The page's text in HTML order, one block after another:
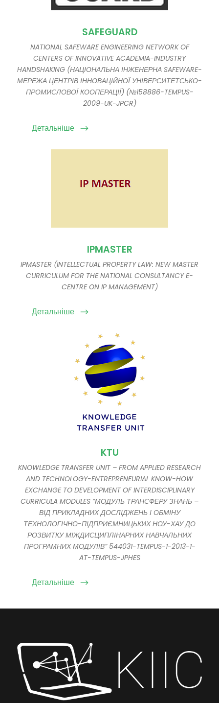
SAFEGUARD
NATIONAL SAFEWARE ENGINEERING NETWORK OF
CENTERS OF INNOVATIVE ACADEMIA-INDUSTRY
HANDSHAKING (НАЦІОНАЛЬНА ІНЖЕНЕРНА SAFEWARE-
МЕРЕЖА ЦЕНТРІВ ІННОВАЦІЙНОЇ УНІВЕРСИТЕТСЬКО-
ПРОМИСЛОВОЇ КООПЕРАЦІЇ) (№158886-TEMPUS-
2009-UK-JPCR)
Детальніше
IPMASTER
IPMASTER (INTELLECTUAL PROPERTY LAW: NEW MASTER
CURRICULUM FOR THE NATIONAL CONSULTANCY E-
CENTRE ON IP MANAGEMENT)
Детальніше
KTU
KNOWLEDGE TRANSFER UNIT – FROM APPLIED RESEARCH
AND TECHNOLOGY-ENTREPRENEURIAL KNOW-HOW
EXCHANGE TO DEVELOPMENT OF INTERDISCIPLINARY
CURRICULA MODULES “МОДУЛЬ ТРАНСФЕРУ ЗНАНЬ –
ВІД ПРИКЛАДНИХ ДОСЛІДЖЕНЬ І ОБМІНУ
ТЕХНОЛОГІЧНО-ПІДПРИЄМНИЦЬКИХ НОУ-ХАУ ДО
РОЗВИТКУ МІЖДИСЦИПЛІНАРНИХ НАВЧАЛЬНИХ
ПРОГРАМНИХ МОДУЛІВ” 544031-TEMPUS-1-2013-1-
AT-TEMPUS-JPHES
Детальніше